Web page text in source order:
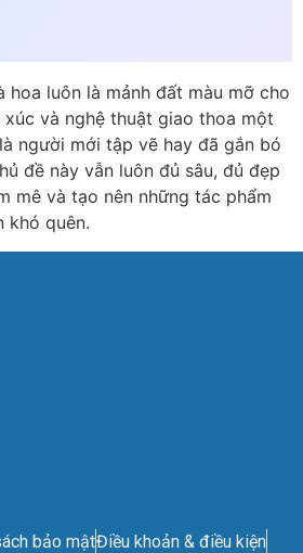
hoa luôn là mảnh đất màu mỡ cho
và nghệ thuật giao thoa một
người mới tập vẽ hay đã gắn bó
đề này vẫn luôn đủ sâu, đủ đẹp
mê và tạo nên những tác phẩm
khó quên.
bảo mậtĐiều khoản & điều kiện